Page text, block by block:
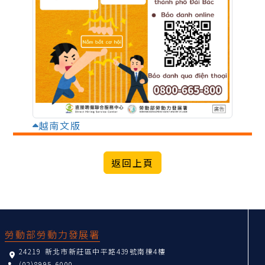
越南文版
勞動部勞動力發展署
24219 新北市新莊區中平路439號南棟4樓